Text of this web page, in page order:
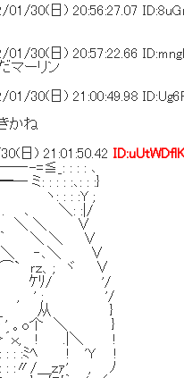
01/30(日) 20:56:27.07
01/30(日) 20:57:22.66
マーリン
01/30(日) 21:00:49.98
かね
日) 21:01:50.42
: : : ､
ミ: : : : :､: : :}
: : : :Y ;
. ､ ＼: :|/
＼ ＼ ∨
｀ ＼ ＼ ∨
｡＼ ‐､＼ ∨
ｒｚ、; ヾ ∨
ｹﾘ/ '/
､ , ' ; '/
ﾆ=_ _ 从 }
'ｰ ' 。o个 ＼ }
,＞´ｘ, ! .|＼ ! 下３
: : :.i: : : : :ﾐﾍ !
: : : j: : : :〃/＿ｚｧ'